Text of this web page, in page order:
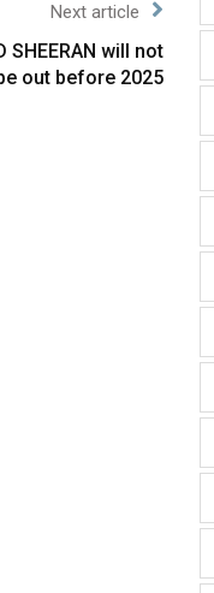
Next article
SHEERAN will not
out before 2025